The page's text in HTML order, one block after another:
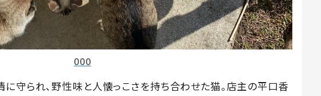
000
守られ、野性味と人懐っこさを持ち合わせた猫。店主の平口香